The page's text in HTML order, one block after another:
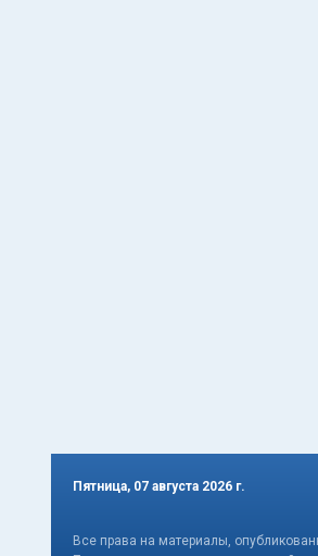
Пятница, 07 августа 2026 г.
Все права на материалы,